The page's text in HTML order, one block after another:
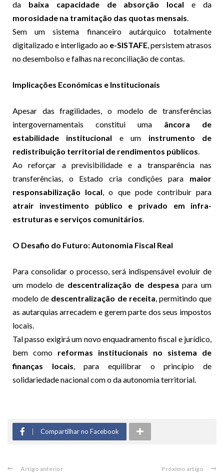
da baixa capacidade de absorção local e da
morosidade na tramitação das quotas mensais
Sem um sistema financeiro autárquico totalmente
digitalizado e interligado ao e-SISTAFE , persistem atrasos
no desembolso e falhas na reconciliação de contas.
Implicações Económicas e Institucionais
Apesar das fragilidades, o modelo de transferências
intergovernamentais constitui uma âncora de
estabilidade institucional e um instrumento de
redistribuição territorial de rendimentos públicos
Ao reforçar a previsibilidade e a transparência nas
transferências, o Estado cria condições para maior
responsabilização local , o que pode contribuir para
atrair investimento público e privado em infra-
estruturas e serviços comunitários
O Desafio do Futuro: Autonomia Fiscal Real
Para consolidar o processo, será indispensável evoluir de
um modelo de descentralização de despesa para um
modelo de descentralização de receita , permitindo que
as autarquias arrecadem e gerem parte dos seus impostos
locais.
Tal passo exigirá um novo enquadramento fiscal e jurídico,
bem como reformas institucionais no sistema de
finanças locais , para equilibrar o princípio de
solidariedade nacional com o da autonomia territorial.
Compartilhar no Facebook
Artigo anterior Próximo artigo